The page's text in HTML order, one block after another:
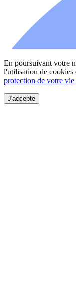
En poursuivant votre
l'utilisation de cookies
protection de votre vie
J'accepte